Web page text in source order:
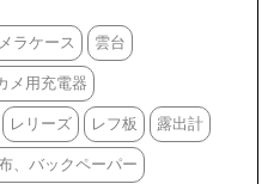
ラケース 雲台
メ用充電器
レリーズ レフ板 露出計
、バックペーパー